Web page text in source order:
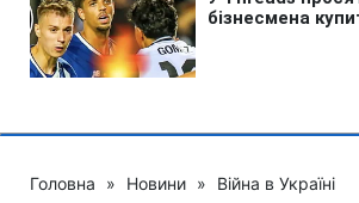
Головна » Новини » Війна в Україні